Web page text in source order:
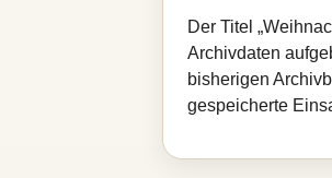
Der Titel
Archivdaten
bisherigen
gespeicherte